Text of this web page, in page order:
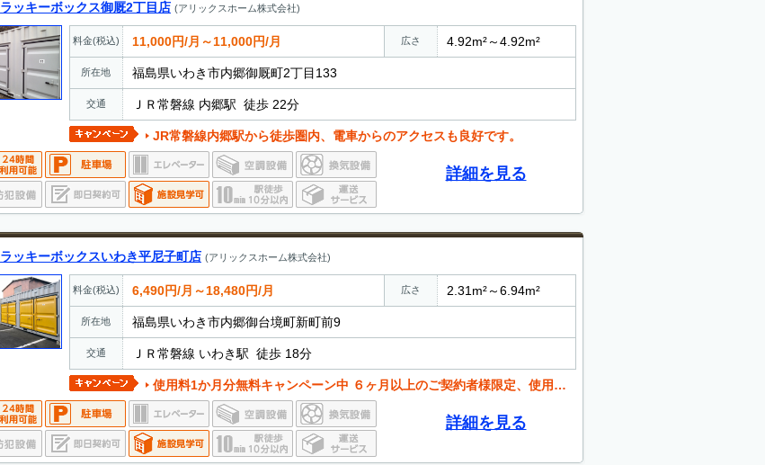
ラッキーボックス御厩2丁目店 (アリックスホーム株式会社)
料金(税込) 11,000円/月～11,000円/月 広さ 4.92m²～4.92m²
所在地 福島県いわき市内郷御厩町2丁目133
交通 ＪＲ常磐線 内郷駅 徒歩 22分
JR常磐線内郷駅から徒歩圏内、電車からのアクセスも良好です。
詳細を見る
ラッキーボックスいわき平尼子町店 (アリックスホーム株式会社)
料金(税込) 6,490円/月～18,480円/月 広さ 2.31m²～6.94m²
所在地 福島県いわき市内郷御台境町新町前9
交通 ＪＲ常磐線 いわき駅 徒歩 18分
使用料1か月分無料キャンペーン中 ６ヶ月以上のご契約者様限定、使用料１ヶ月分サービス。
詳細を見る